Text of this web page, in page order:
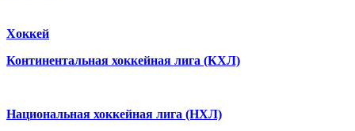
Хоккей
Континентальная хоккейная лига (КХЛ)
Национальная хоккейная лига (НХЛ)